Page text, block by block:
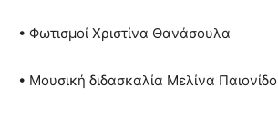
• Φωτισμοί Χριστίνα Θανάσουλα
• Μουσική διδασκαλία Μελίνα